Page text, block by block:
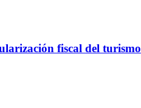
fiscal del turismo